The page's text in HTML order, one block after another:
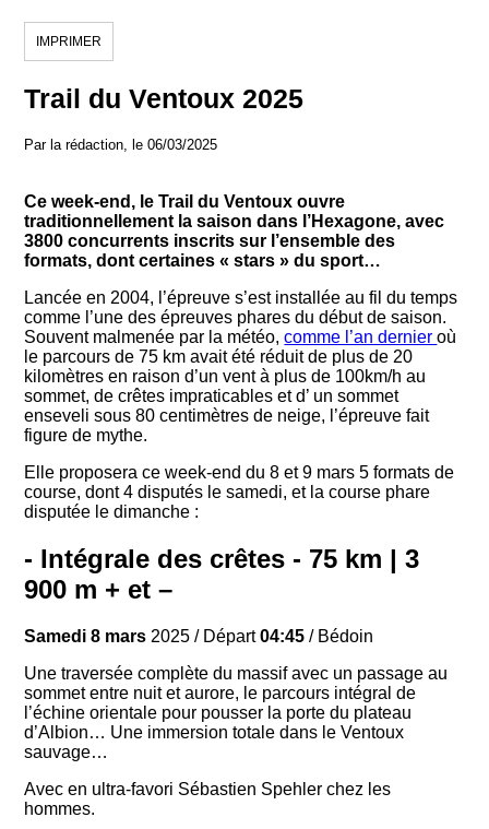
IMPRIMER
Trail du Ventoux 2025
Par la rédaction, le 06/03/2025
Ce week-end, le Trail du Ventoux ouvre
traditionnellement la saison dans l’Hexagone, avec
3800 concurrents inscrits sur l’ensemble des
formats, dont certaines « stars » du sport…
Lancée en 2004, l’épreuve s’est installée au fil du temps
comme l’une des épreuves phares du début de saison.
Souvent malmenée par la météo,comme l’an dernieroù
le parcours de 75 km avait été réduit de plus de 20
kilomètres en raison d’un vent à plus de 100km/h au
sommet, de crêtes impraticables et d’ un sommet
enseveli sous 80 centimètres de neige, l’épreuve fait
figure de mythe.
Elle proposera ce week-end du 8 et 9 mars 5 formats de
course, dont 4 disputés le samedi, et la course phare
disputée le dimanche :
- Intégrale des crêtes - 75 km | 3
900 m + et –
Samedi 8 mars 2025 / Départ04:45 / Bédoin
Une traversée complète du massif avec un passage au
sommet entre nuit et aurore, le parcours intégral de
l’échine orientale pour pousser la porte du plateau
d’Albion… Une immersion totale dans le Ventoux
sauvage…
Avec en ultra-favori Sébastien Spehler chez les
hommes.